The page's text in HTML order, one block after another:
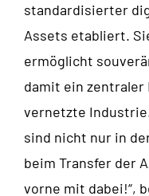
standardisierter
Assets etabliert.
ermöglicht
damit ein
vernetzte
sind nicht nur in
beim Transfer der
vorne mit dabei!“,